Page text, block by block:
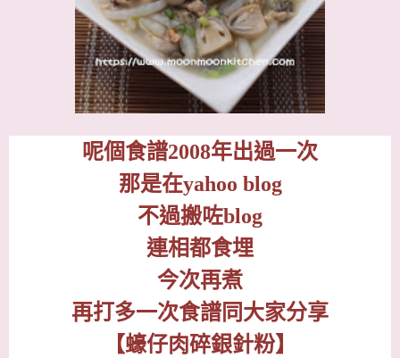
呢個食譜2008年出過一次
那是在yahoo blog
不過搬咗blog
連相都食埋
今次再煮
再打多一次食譜同大家分享
【蠔仔肉碎銀針粉】